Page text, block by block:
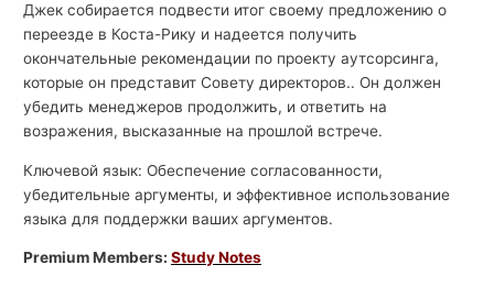
Джек собирается подвести итог своему предложению о
переезде в Коста-Рику и надеется получить
окончательные рекомендации по проекту аутсорсинга,
которые он представит Совету директоров.. Он должен
убедить менеджеров продолжить, и ответить на
возражения, высказанные на прошлой встрече.
Ключевой язык: Обеспечение согласованности,
убедительные аргументы, и эффективное использование
языка для поддержки ваших аргументов.
Premium Members:Study Notes